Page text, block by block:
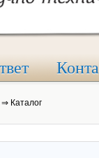
⇒ Каталог